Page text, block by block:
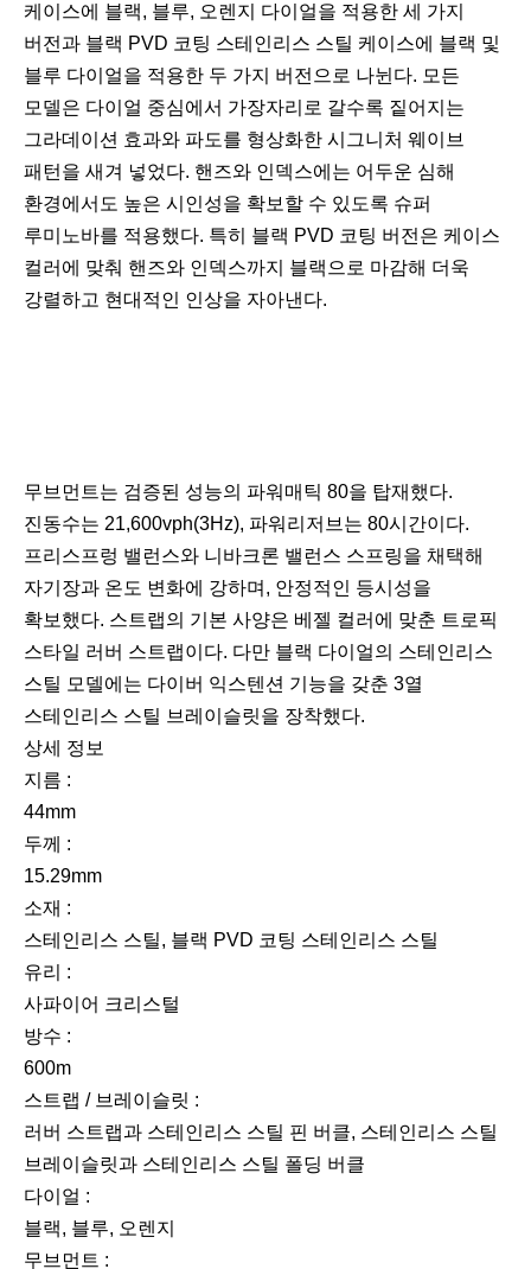
케이스에 블랙, 블루, 오렌지 다이얼을 적용한 세 가지
버전과 블랙 PVD 코팅 스테인리스 스틸 케이스에 블랙 및
블루 다이얼을 적용한 두 가지 버전으로 나뉜다. 모든
모델은 다이얼 중심에서 가장자리로 갈수록 짙어지는
그라데이션 효과와 파도를 형상화한 시그니처 웨이브
패턴을 새겨 넣었다. 핸즈와 인덱스에는 어두운 심해
환경에서도 높은 시인성을 확보할 수 있도록 슈퍼
루미노바를 적용했다. 특히 블랙 PVD 코팅 버전은 케이스
컬러에 맞춰 핸즈와 인덱스까지 블랙으로 마감해 더욱
강렬하고 현대적인 인상을 자아낸다.
무브먼트는 검증된 성능의 파워매틱 80을 탑재했다.
진동수는 21,600vph(3Hz), 파워리저브는 80시간이다.
프리스프렁 밸런스와 니바크론 밸런스 스프링을 채택해
자기장과 온도 변화에 강하며, 안정적인 등시성을
확보했다. 스트랩의 기본 사양은 베젤 컬러에 맞춘 트로픽
스타일 러버 스트랩이다. 다만 블랙 다이얼의 스테인리스
스틸 모델에는 다이버 익스텐션 기능을 갖춘 3열
스테인리스 스틸 브레이슬릿을 장착했다.
상세 정보
지름 :
44mm
두께 :
15.29mm
소재 :
스테인리스 스틸, 블랙 PVD 코팅 스테인리스 스틸
유리 :
사파이어 크리스털
방수 :
600m
스트랩 / 브레이슬릿 :
러버 스트랩과 스테인리스 스틸 핀 버클, 스테인리스 스틸
브레이슬릿과 스테인리스 스틸 폴딩 버클
다이얼 :
블랙, 블루, 오렌지
무브먼트 :